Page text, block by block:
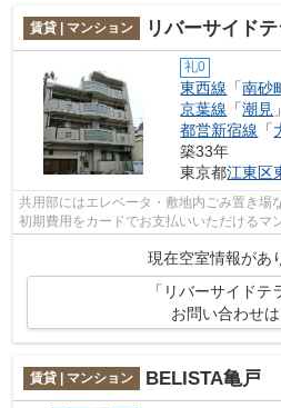
賃貸 | マンション リバーサイド
礼0
東西線 「南砂
京葉線 「潮見
都営新宿線 「
築33年
東京都江東区
共用部にはエレベータ・敷地内ごみ置き場
初期費用をカードでお支払いいただけるマ
現在空室情報があ
「リバーサイドテ
お問い合わせ
賃貸 | マンション BELISTA亀戸